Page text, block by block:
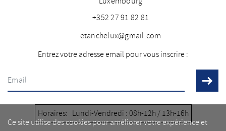
+352 27 91 82 81
etanchelux@gmail.com
Entrez votre adresse email pour vous inscrire :
Horaires: Lundi-Vendredi : 08h-12h / 13h-16h
Ce site utilise des cookies pour améliorer votre expérience et